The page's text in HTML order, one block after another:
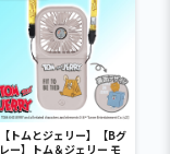
【トムとジェリー】【Bグ
レー】トム＆ジェリー モ